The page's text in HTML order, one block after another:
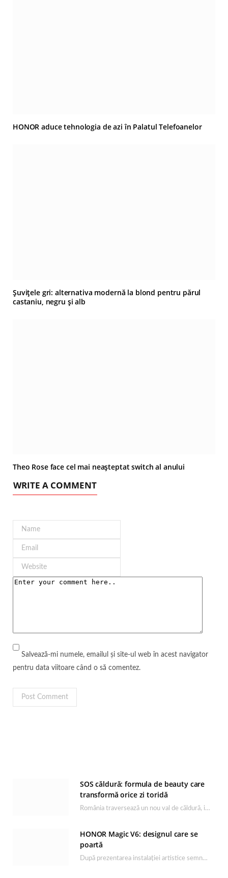
HONOR aduce tehnologia de azi în Palatul Telefoanelor
Șuvițele gri: alternativa modernă la blond pentru părul
castaniu, negru și alb
Theo Rose face cel mai neașteptat switch al anului
WRITE A COMMENT
Salvează-mi numele, emailul și site-ul web în acest navigator
pentru data viitoare când o să comentez.
SOS căldură: formula de beauty care
transformă orice zi toridă
România traversează un nou val de căldură, iar rutina de îngrijire capătă un rol esențial…
HONOR Magic V6: designul care se
poartă
După prezentarea instalației artistice semnată de Catrinel Săbăciag în cadrul evenimentului de lansare HONOR Magic…